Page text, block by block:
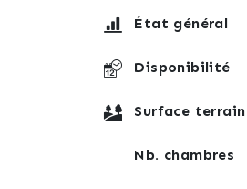
État général
Disponibilité
Surface terrain
Nb. chambres